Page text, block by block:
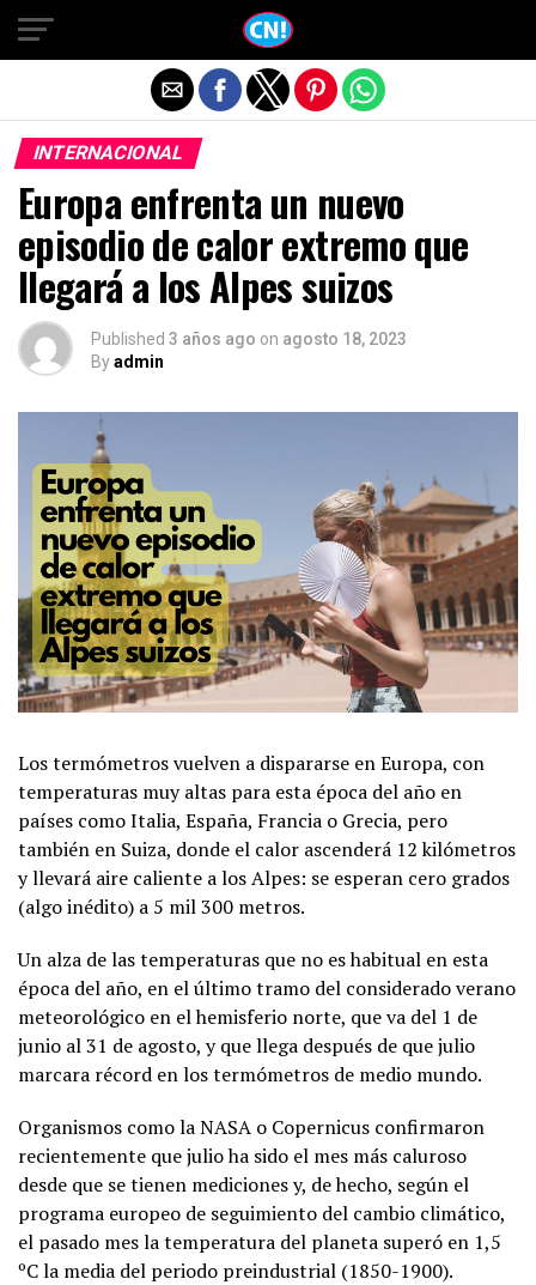
INTERNACIONAL
Europa enfrenta un nuevo
episodio de calor extremo que
llegará a los Alpes suizos
Published 3 años ago on agosto 18, 2023
Byadmin
Los termómetros vuelven a dispararse en Europa, con
temperaturas muy altas para esta época del año en
países como Italia, España, Francia o Grecia, pero
también en Suiza, donde el calor ascenderá 12 kilómetros
y llevará aire caliente a los Alpes: se esperan cero grados
(algo inédito) a 5 mil 300 metros.
Un alza de las temperaturas que no es habitual en esta
época del año, en el último tramo del considerado verano
meteorológico en el hemisferio norte, que va del 1 de
junio al 31 de agosto, y que llega después de que julio
marcara récord en los termómetros de medio mundo.
Organismos como la NASA o Copernicus confirmaron
recientemente que julio ha sido el mes más caluroso
desde que se tienen mediciones y, de hecho, según el
programa europeo de seguimiento del cambio climático,
el pasado mes la temperatura del planeta superó en 1,5
ºC la media del periodo preindustrial (1850-1900).
Salir de la versión móvil